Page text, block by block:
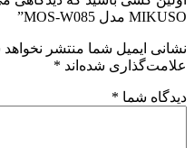
MIKUSO مدل MOS-W085”
نشانی ایمیل شما منتشر
علامت‌گذاری شده‌اند *
دیدگاه شما *